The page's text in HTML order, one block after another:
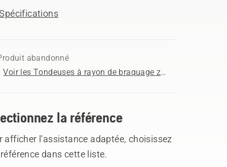
abandonné
Voir les Tondeuses à rayon de braquage zéro disponibles à l'achat
la référence
afficher l'assistance adaptée, choisissez
dans cette liste.